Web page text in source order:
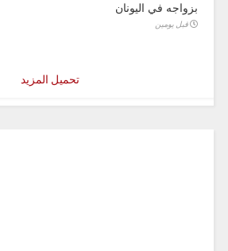
بزواجه في اليونان
قبل يومين
تحميل المزيد